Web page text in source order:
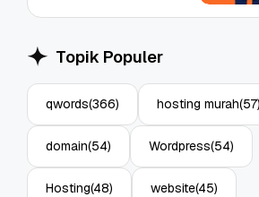
Qwords Jadi Registrar
Untungnya?
27 Jul, 2022 3
Topik Populer
qwords(366) hosting murah(57)
domain(54) Wordpress(54)
Hosting(48) website(45)